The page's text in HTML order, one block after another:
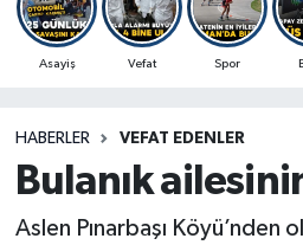
Asayiş Vefat Spor
HABERLER VEFAT EDENLER
Bulanık
Aslen Pınarbaşı Köyü’nden
Spor Haberleri
Ulusal Haberler